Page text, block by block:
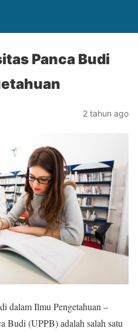
Panca Budi
2 tahun ago
dalam Ilmu Pengetahuan –
Budi (UPPB) adalah salah satu